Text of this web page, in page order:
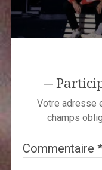
Votre adresse
champs
Commentaire *